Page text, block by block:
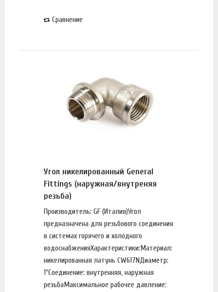
Сравнение
Угол никелированный General
Fittings (наружная/внутреняя
резьба)
Производитель: GF (Италия)Угол
предназначена для резьбового соединения
в системах горячего и холодного
водоснабженияХарактеристики:Материал:
никелированная латунь CW617NДиаметр:
1"Соединение: внутренняя, наружная
резьбаМаксимальное рабочее давление: